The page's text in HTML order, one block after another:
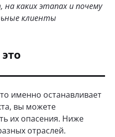
на каких этапах и почему
клиенты
именно останавливает
вы можете
их опасения. Ниже
отраслей.